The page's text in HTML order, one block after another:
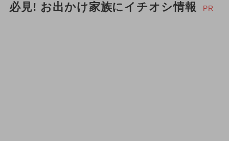
必見! お出かけ家族にイチオシ情報 PR